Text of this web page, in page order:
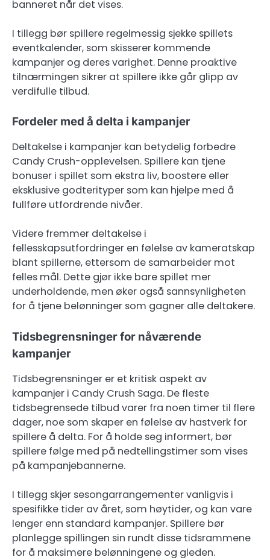
banneret når det vises.
I tillegg bør spillere regelmessig sjekke spillets
eventkalender, som skisserer kommende
kampanjer og deres varighet. Denne proaktive
tilnærmingen sikrer at spillere ikke går glipp av
verdifulle tilbud.
Fordeler med å delta i kampanjer
Deltakelse i kampanjer kan betydelig forbedre
Candy Crush-opplevelsen. Spillere kan tjene
bonuser i spillet som ekstra liv, boostere eller
eksklusive godterityper som kan hjelpe med å
fullføre utfordrende nivåer.
Videre fremmer deltakelse i
fellesskapsutfordringer en følelse av kameratskap
blant spillerne, ettersom de samarbeider mot
felles mål. Dette gjør ikke bare spillet mer
underholdende, men øker også sannsynligheten
for å tjene belønninger som gagner alle deltakere.
Tidsbegrensninger for nåværende
kampanjer
Tidsbegrensninger er et kritisk aspekt av
kampanjer i Candy Crush Saga. De fleste
tidsbegrensede tilbud varer fra noen timer til flere
dager, noe som skaper en følelse av hastverk for
spillere å delta. For å holde seg informert, bør
spillere følge med på nedtellingstimer som vises
på kampanjebannerne.
I tillegg skjer sesongarrangementer vanligvis i
spesifikke tider av året, som høytider, og kan vare
lenger enn standard kampanjer. Spillere bør
planlegge spillingen sin rundt disse tidsrammene
for å maksimere belønningene og gleden.